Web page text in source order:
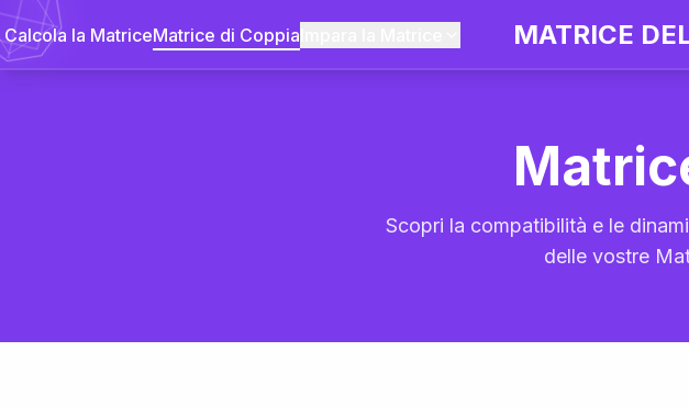
Calcola la MatriceMatrice di Coppia MATRICE
Scopri la compatibilità e le
delle vostre